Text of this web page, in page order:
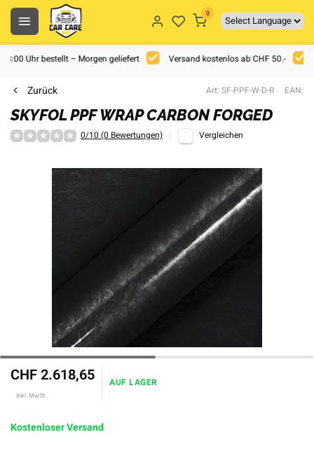
0
Uhr bestellt – Morgen geliefert Versand kostenlos ab CHF 50.-
Zurück Art: SF-PPF-W-D-R EAN:
SKYFOL PPF WRAP CARBON FORGED
0/10 (0 Bewertungen) Vergleichen
CHF 2.618,65
Inkl. MwSt.
AUF LAGER
Kostenloser Versand